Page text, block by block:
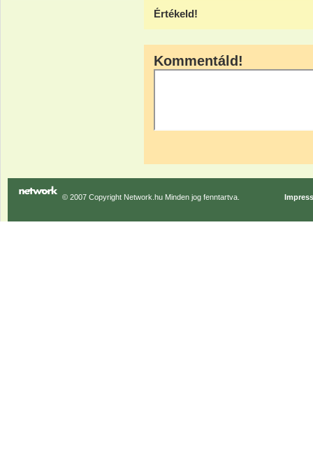
Értékeld!
Kommentáld!
© 2007 Copyright Network.hu Minden jog fenntartva.